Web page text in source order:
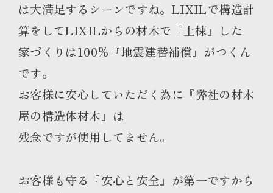
は大満足するシーンですね。 LIXILで構造計
算をしてLIXILからの材木で『上棟』した
家づくりは100%『地震建替補償』がつくん
です。
お客様に安心していただく為に『弊社の材木
屋の構造体材木』は
残念ですが使用してません。
お客様も守る『安心と安全』が第一ですから